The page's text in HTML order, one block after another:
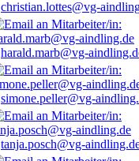
christian.lottes@vg-
harald.marb@vg-
simone.peller@vg-
tanja.posch@vg-